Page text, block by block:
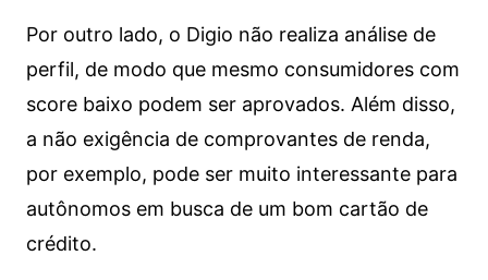
Por outro lado, o Digio não realiza análise de
perfil, de modo que mesmo consumidores com
score baixo podem ser aprovados. Além disso,
a não exigência de comprovantes de renda,
por exemplo, pode ser muito interessante para
autônomos em busca de um bom cartão de
crédito.